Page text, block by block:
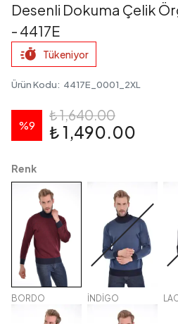
Desenli Dokuma Çelik
- 4417E
Tükeniyor
Ürün Kodu: 4417E_0001_2XL
%9
₺ 1,640.00
₺ 1,490.00
Renk
BORDO İNDİGO